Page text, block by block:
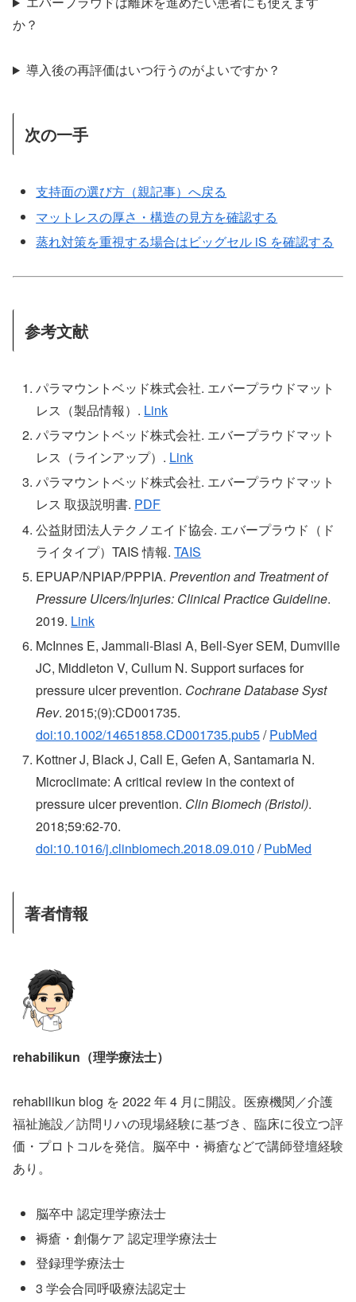
か？
導入後の再評価はいつ行うのがよいですか？
次の一手
支持面の選び方（親記事）へ戻る
マットレスの厚さ・構造の見方を確認する
蒸れ対策を重視する場合はビッグセル iS を確認する
参考文献
パラマウントベッド株式会社. エバープラウドマット
レス（製品情報）. Link
パラマウントベッド株式会社. エバープラウドマット
レス（ラインアップ）. Link
パラマウントベッド株式会社. エバープラウドマット
レス 取扱説明書. PDF
公益財団法人テクノエイド協会. エバープラウド（ド
ライタイプ）TAIS 情報.TAIS
EPUAP/NPIAP/PPPIA.Prevention and Treatment of
Pressure Ulcers/Injuries: Clinical Practice Guideline.
2019. Link
McInnes E, Jammali-Blasi A, Bell-Syer SEM, Dumville
JC, Middleton V, Cullum N. Support surfaces for
pressure ulcer prevention. Cochrane Database Syst
Rev. 2015;(9):CD001735.
doi:10.1002/14651858.CD001735.pub5/PubMed
Kottner J, Black J, Call E, Gefen A, Santamaria N.
Microclimate: A critical review in the context of
pressure ulcer prevention. Clin Biomech (Bristol).
2018;59:62-70.
doi:10.1016/j.clinbiomech.2018.09.010 /PubMed
著者情報
rehabilikun（理学療法士）
rehabilikun blog を 2022 年 4 月に開設。医療機関／介護
福祉施設／訪問リハの現場経験に基づき、臨床に役立つ評
価・プロトコルを発信。脳卒中・褥瘡などで講師登壇経験
あり。
脳卒中 認定理学療法士
褥瘡・創傷ケア 認定理学療法士
登録理学療法士
3 学会合同呼吸療法認定士